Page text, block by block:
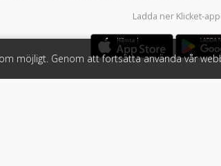
Ladda ner Klicket-
möjligt. Genom att fortsätta använda vår